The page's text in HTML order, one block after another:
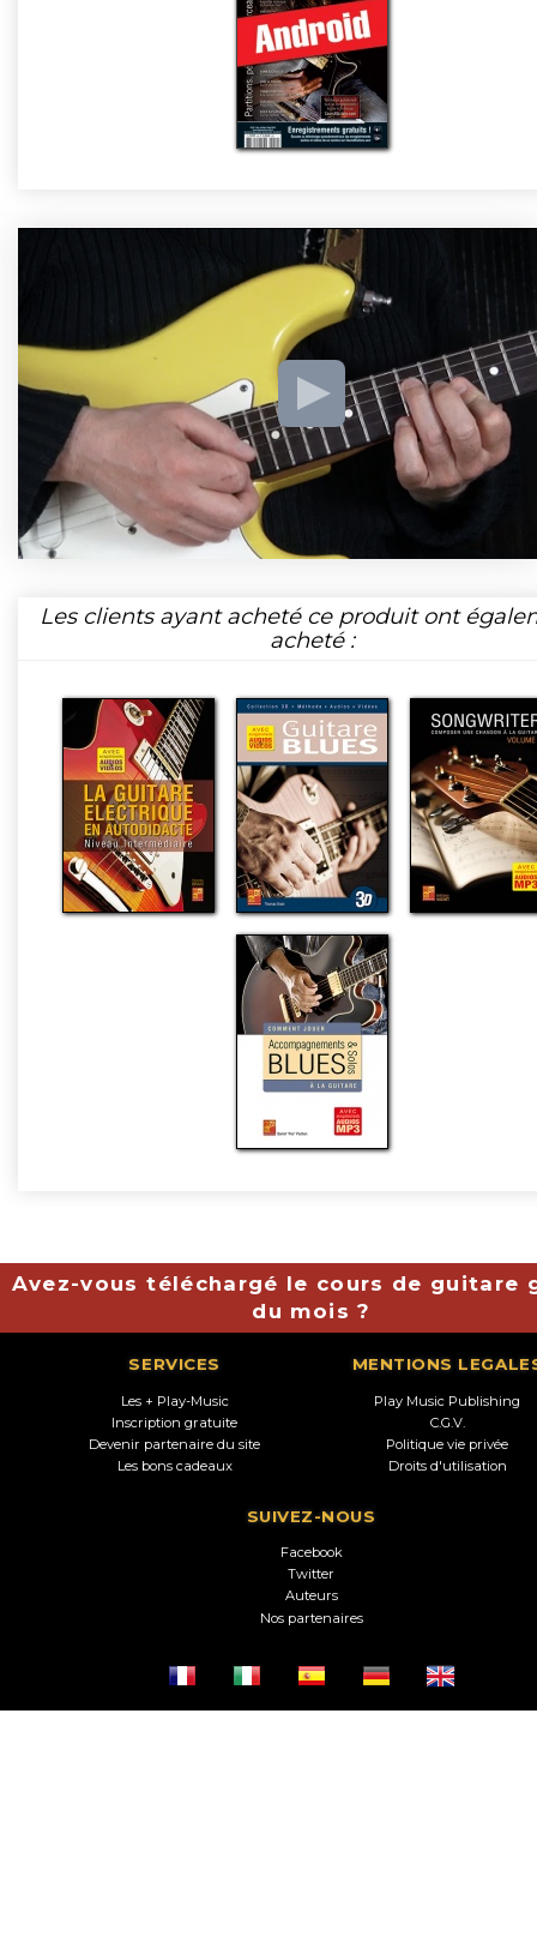
Les clients ayant acheté ce produit ont
acheté :
Avez-vous téléchargé le cours de guitare
du mois ?
SERVICES
Les + Play-Music
Inscription gratuite
Devenir partenaire du site
Les bons cadeaux
MENTIONS
Play Music Publishing
C.G.V.
Politique vie privée
Droits d'utilisation
SUIVEZ-NOUS
Facebook
Twitter
Auteurs
Nos partenaires